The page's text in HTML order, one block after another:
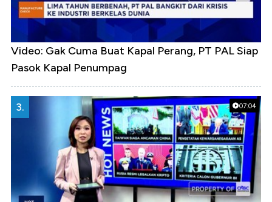
Video: Gak Cuma Buat Kapal Perang, PT PAL Siap
Pasok Kapal Penumpag
07:04
3.